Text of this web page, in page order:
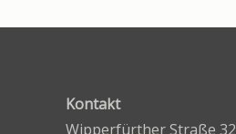
Kontakt
Wipperfürther Straße 32